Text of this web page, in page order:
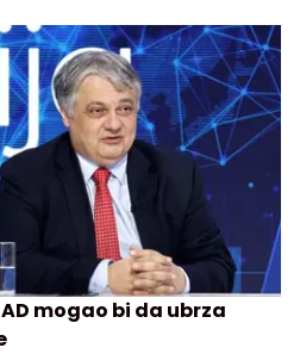
mogao bi da ubrza